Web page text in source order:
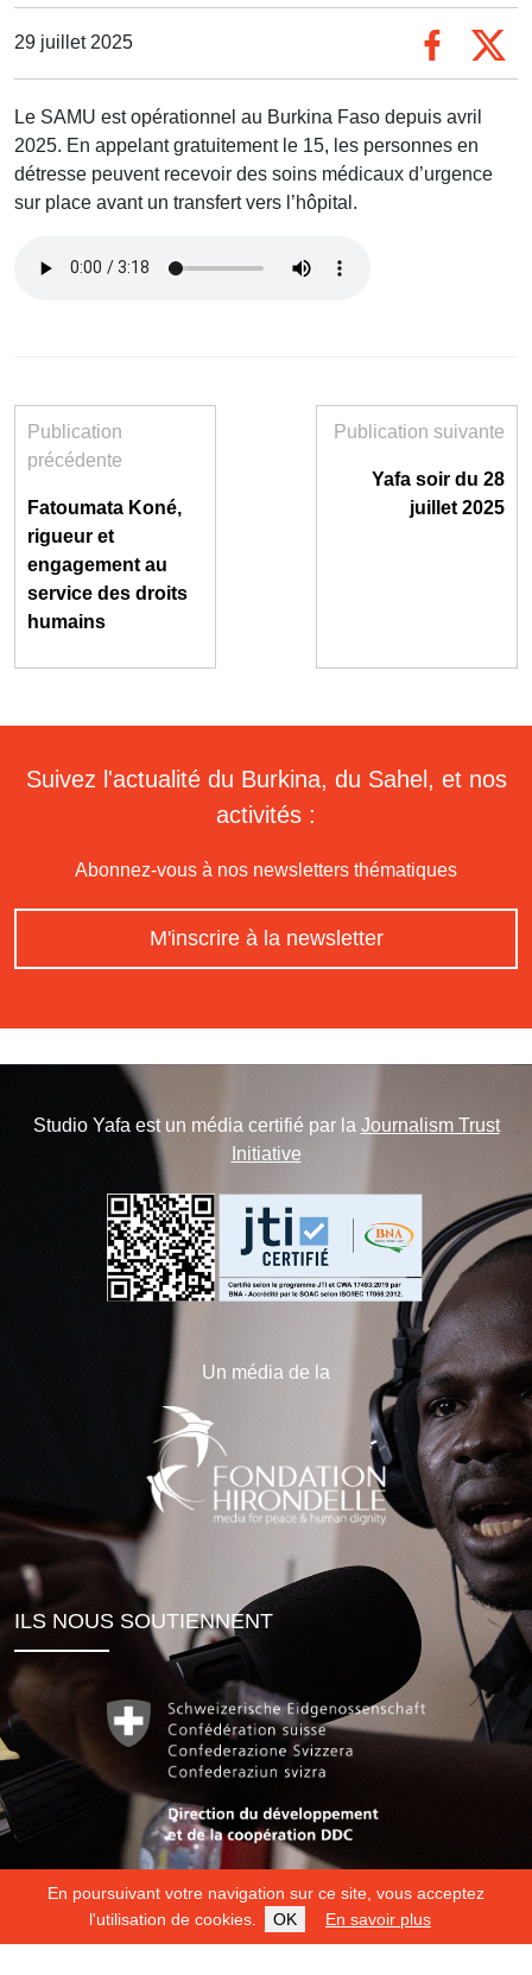
En poursuivant votre navigation sur ce site, vous acceptez
l'utilisation de cookies.
OK En savoir plus
29 juillet 2025
Le SAMU est opérationnel au Burkina Faso depuis avril
2025. En appelant gratuitement le 15, les personnes en
détresse peuvent recevoir des soins médicaux d’urgence
sur place avant un transfert vers l’hôpital.
Publication
précédente
Fatoumata Koné,
rigueur et
engagement au
service des droits
humains
Publication suivante
Yafa soir du 28
juillet 2025
Suivez l'actualité du Burkina, du Sahel, et nos
activités :
Abonnez-vous à nos newsletters thématiques
M'inscrire à la newsletter
Studio Yafa est un média certifié par la Journalism Trust
Initiative
Un média de la
ILS NOUS SOUTIENNENT